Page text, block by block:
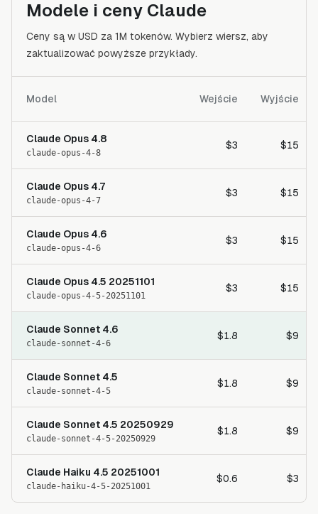
Modele i ceny Claude
Ceny są w USD za 1M tokenów. Wybierz wiersz, aby
zaktualizować powyższe przykłady.
Model Wejście Wyjście
Claude Opus 4.8
claude-opus-4-8
$3 $15
Claude Opus 4.7
claude-opus-4-7
$3 $15
Claude Opus 4.6
claude-opus-4-6
$3 $15
Claude Opus 4.5 20251101
claude-opus-4-5-20251101
$3 $15
Claude Sonnet 4.6
claude-sonnet-4-6
$1.8 $9
Claude Sonnet 4.5
claude-sonnet-4-5
$1.8 $9
Claude Sonnet 4.5 20250929
claude-sonnet-4-5-20250929
$1.8 $9
Claude Haiku 4.5 20251001
claude-haiku-4-5-20251001
$0.6 $3